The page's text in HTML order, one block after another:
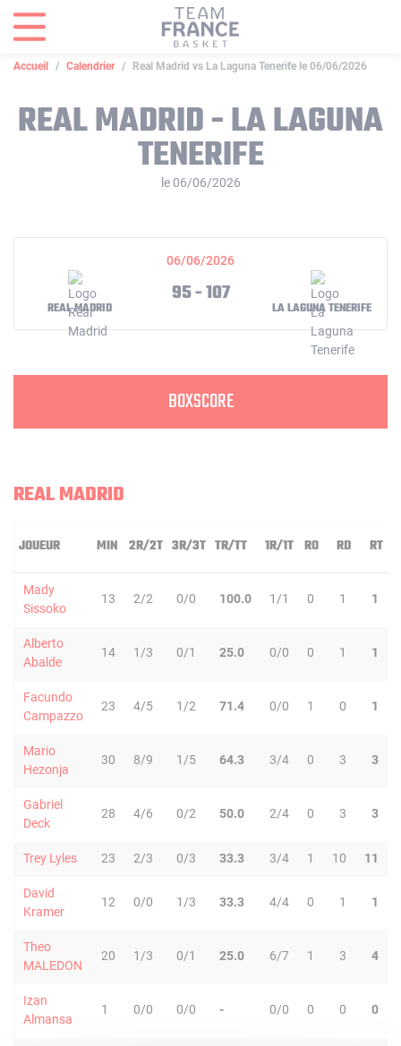
Accueil Calendrier Real Madrid vs La Laguna Tenerife le 06/06/2026
REAL MADRID - LA LAGUNA
TENERIFE
le 06/06/2026
06/06/2026
REAL MADRID
95 - 107
LA LAGUNA TENERIFE
BOXSCORE
REAL MADRID
JOUEUR MIN 2R/2T 3R/3T TR/TT 1R/1T RO RD RT
Mady
Sissoko
13 2/2 0/0 100.0 1/1 0 1 1
Alberto
Abalde
14 1/3 0/1 25.0 0/0 0 1 1
Facundo
Campazzo
23 4/5 1/2 71.4 0/0 1 0 1
Mario
Hezonja
30 8/9 1/5 64.3 3/4 0 3 3
Gabriel
Deck
28 4/6 0/2 50.0 2/4 0 3 3
Trey Lyles 23 2/3 0/3 33.3 3/4 1 10 11
David
Kramer
12 0/0 1/3 33.3 4/4 0 1 1
Theo
MALEDON
20 1/3 0/1 25.0 6/7 1 3 4
Izan
Almansa
1 0/0 0/0 - 0/0 0 0 0
Panneau de gestion des cookies